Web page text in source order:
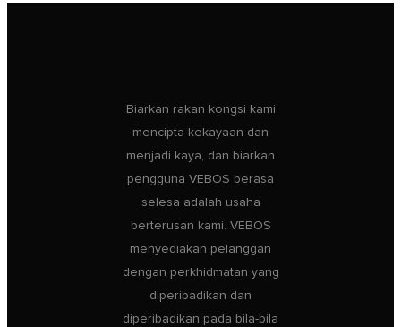
Biarkan rakan kongsi kami
mencipta kekayaan dan
menjadi kaya, dan biarkan
pengguna VEBOS berasa
selesa adalah usaha
berterusan kami. VEBOS
menyediakan pelanggan
dengan perkhidmatan yang
diperibadikan dan
diperibadikan pada bila-bila